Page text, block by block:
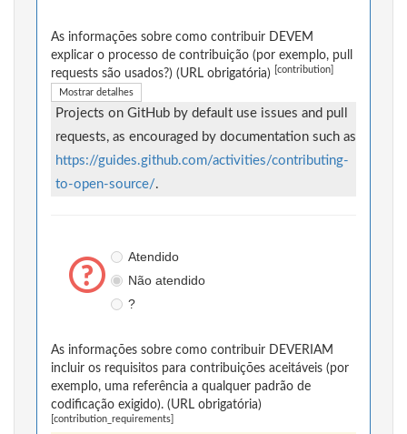
As informações sobre como contribuir DEVEM
explicar o processo de contribuição (por exemplo, pull
requests são usados?) (URL obrigatória)
[contribution]
Mostrar detalhes
Projects on GitHub by default use issues and pull
requests, as encouraged by documentation such as
https://guides.github.com/activities/contributing-
to-open-source/.
Atendido
Não atendido
?
As informações sobre como contribuir DEVERIAM
incluir os requisitos para contribuições aceitáveis (por
exemplo, uma referência a qualquer padrão de
codificação exigido). (URL obrigatória)
[contribution_requirements]